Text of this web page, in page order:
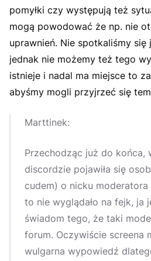
pomyłki czy występują też
mogą powodować że np. nie
uprawnień. Nie spotkaliśmy
jednak nie możemy też tego
istnieje i nadal ma miejsce to
abyśmy mogli przyjrzeć się
Marttinek:
Przechodząc już do końca,
discordzie pojawiła się
cudem) o nicku
to nie wyglądało na fejk, ja
świadom tego, że taki
forum. Oczywiście screena
wulgarna wypowiedź